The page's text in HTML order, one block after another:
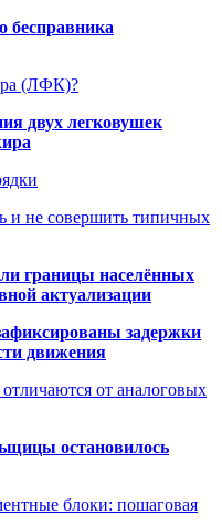
бесправника
(ЛФК)?
двух легковушек
и не совершить типичных
границы населённых
актуализации
задержки
движения
от аналоговых
остановилось
блоки: пошаговая